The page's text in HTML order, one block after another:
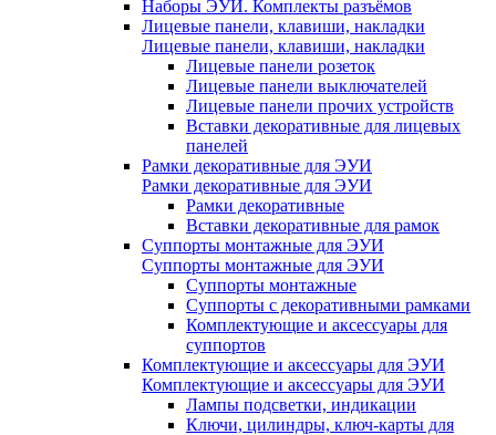
Наборы ЭУИ. Комплекты разъёмов
Лицевые панели, клавиши, накладки
Лицевые панели, клавиши, накладки
Лицевые панели розеток
Лицевые панели выключателей
Лицевые панели прочих устройств
Вставки декоративные для лицевых
панелей
Рамки декоративные для ЭУИ
Рамки декоративные для ЭУИ
Рамки декоративные
Вставки декоративные для рамок
Суппорты монтажные для ЭУИ
Суппорты монтажные для ЭУИ
Суппорты монтажные
Суппорты с декоративными рамками
Комплектующие и аксессуары для
суппортов
Комплектующие и аксессуары для ЭУИ
Комплектующие и аксессуары для ЭУИ
Лампы подсветки, индикации
Ключи, цилиндры, ключ-карты для